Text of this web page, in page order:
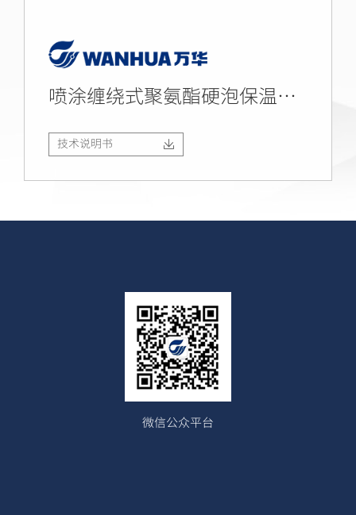
喷涂缠绕式聚氨酯硬泡保温管道组合料
技术说明书
微信公众平台